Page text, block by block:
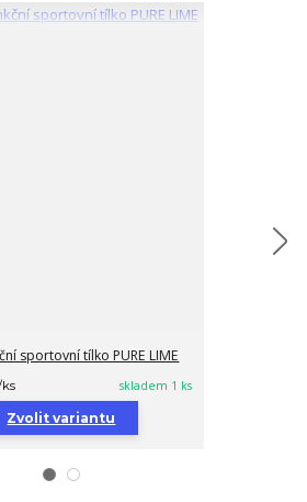
sportovní tílko PURE LIME
ks skladem 1 ks
Zvolit variantu